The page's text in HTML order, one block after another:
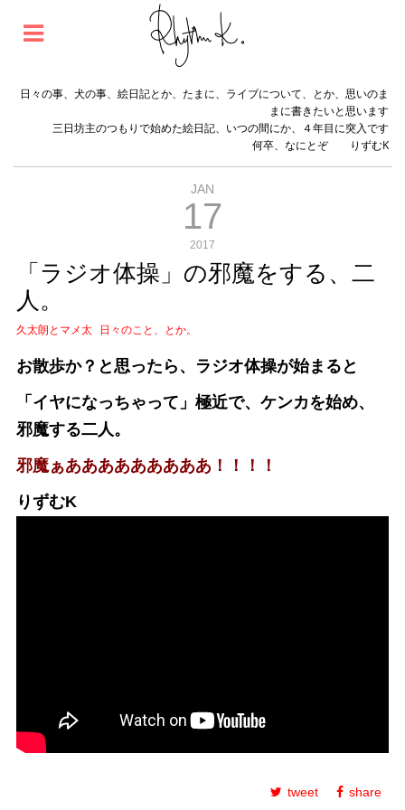
日々の事、犬の事、絵日記とか、たまに、ライブについて、とか、思いのま
まに書きたいと思います
三日坊主のつもりで始めた絵日記、いつの間にか、４年目に突入です
何卒、なにとぞ りずむK
JAN
17
2017
「ラジオ体操」の邪魔をする、二
人。
久太朗とマメ太 日々のこと、とか。
お散歩か？と思ったら、ラジオ体操が始まると
「イヤになっちゃって」極近で、ケンカを始め、
邪魔する二人。
邪魔ぁあああああああああ！！！！
りずむK
tweet share